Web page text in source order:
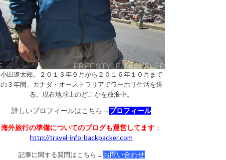
小田遼太郎。２０１３年９月から２０１６年１０月まで
の３年間、カナダ・オーストラリアでワーホリ生活を送
る。現在地球上のどこかを放浪中。
詳しいプロフィールはこちら→ プロフィール
海外旅行の準備についてのブログも運営してます ：
http://travel-info-backpacker.com
記事に関する質問はこちら→お問い合わせ